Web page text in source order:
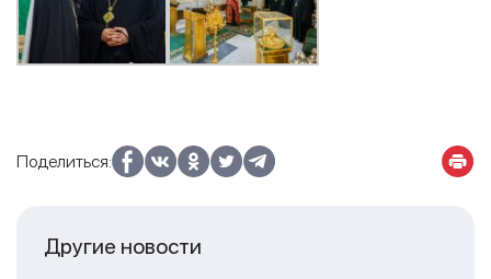
Поделиться:
Другие новости